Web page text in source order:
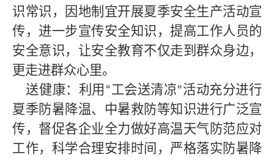
识常识，因地制宜开展夏季安全生产活动宣
传，进一步宣传安全知识，提高工作人员的
安全意识，让安全教育不仅走到群众身边，
更走进群众心里。
送健康：利用 “工会送清凉”活动充分进行
夏季防暑降温、中暑救防等知识进行广泛宣
传，督促各企业全力做好高温天气防范应对
工作，科学合理安排时间，严格落实防暑降